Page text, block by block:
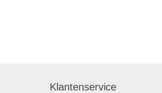
Klantenservice